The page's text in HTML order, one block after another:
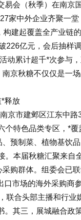
易会 （秋季）在南京
家中外企业齐聚一
建起覆盖全产业链的
226亿元，会后抽样
动累计超千*次参与
京秋糖不仅仅是一
*释放
京市建邺区江东中
特色品类专区，*
预制菜、植物基饮
本届秋糖汇聚来自
购群体。组委会已
市场的海外采购商
合头部主播和行
其三，展城融合政